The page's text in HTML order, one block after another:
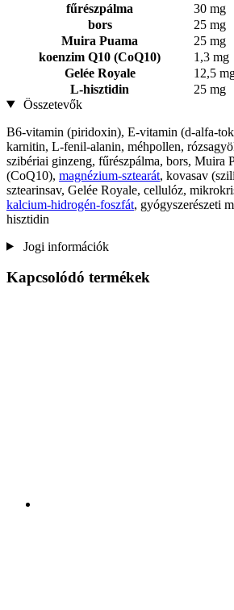
fűrészpálma
30 mg
bors
25 mg
Muira Puama
25 mg
koenzim Q10 (CoQ10)
1,3 mg
Gelée Royale
12,5
L-hisztidin
25 mg
Összetevők
B6-vitamin (piridoxin), E-vitamin (d-alfa-
karnitin, L-fenil-alanin, méhpollen,
szibériai ginzeng, fűrészpálma, bors, Muira
(CoQ10), magnézium-sztearát, kovasav
sztearinsav, Gelée Royale, cellulóz,
kalcium-hidrogén-foszfát, gyógyszerészeti
hisztidin
Jogi információk
Kapcsolódó termékek